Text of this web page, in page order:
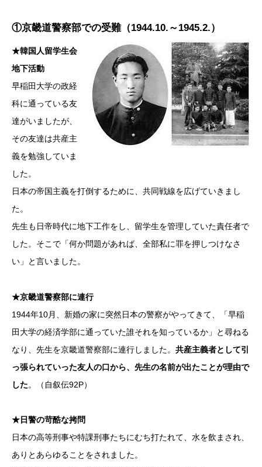
①京畿道警察部での受難（1944.10.～1945.2.）
★韓国人留学生会
地下活動
早稲田大学の政経
科に通っている友
達がいましたが、
その友達は共産主
義を勉強していま
した。
日本の帝国主義を打倒するために、共同戦線を広げていきまし
た。
先生も日帝時代に地下工作をし、留学生を管理していた責任者で
した。そこで「何か問題があれば、全部私に罪を押しつけなさ
い」と言いました。
★京畿道警察部に連行
1944年10月、新婚の家に突然日本の警察がやってきて、「早稲
田大学の経済学部に通っていた誰それを知っているか」と尋ねる
なり、先生を京畿道警察部に連行しました。 共産主義者として引
っ張られていった友人の口から、先生の名前が出たことが理由で
した。（自叙伝92P）
★日警の苛酷な拷問
日本の高等刑事や特課刑事たちにむち打たれて、水を飲まされ、
ありとあらゆることをされました。